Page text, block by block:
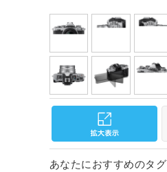
あなたにおすすめのタグ